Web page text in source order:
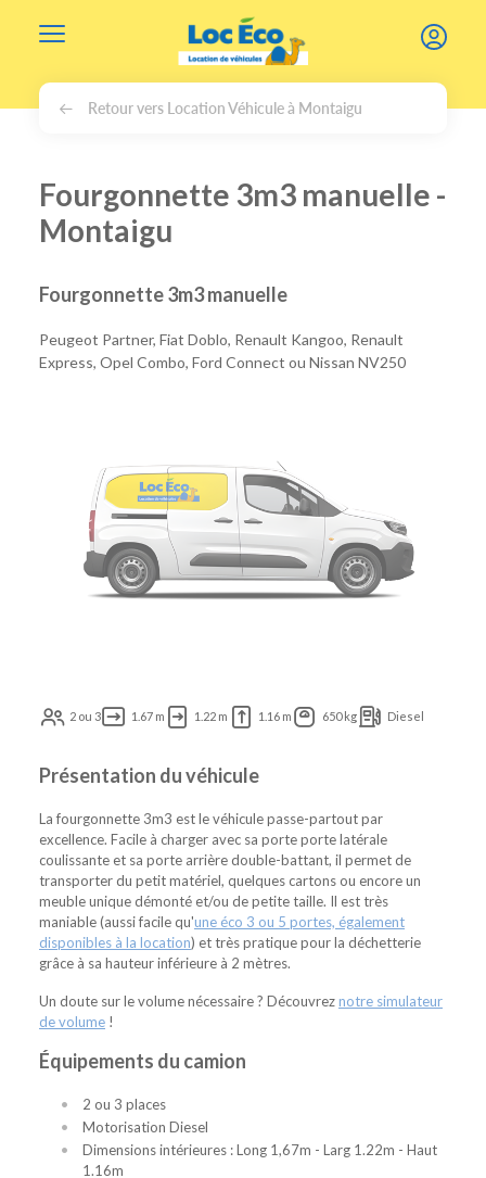
Retour vers Location Véhicule à Montaigu
Fourgonnette 3m3 manuelle -
Montaigu
Fourgonnette 3m3 manuelle
Peugeot Partner, Fiat Doblo, Renault Kangoo, Renault
Express, Opel Combo, Ford Connect ou Nissan NV250
2 ou 3 1.67 m 1.22 m 1.16 m 650 kg Diesel
Présentation du véhicule
La fourgonnette 3m3 est le véhicule passe-partout par
excellence. Facile à charger avec sa porte porte latérale
coulissante et sa porte arrière double-battant, il permet de
transporter du petit matériel, quelques cartons ou encore un
meuble unique démonté et/ou de petite taille. Il est très
maniable (aussi facile qu'une éco 3 ou 5 portes, également
disponibles à la location) et très pratique pour la déchetterie
grâce à sa hauteur inférieure à 2 mètres.
Un doute sur le volume nécessaire ? Découvreznotre simulateur
de volume !
Équipements du camion
2 ou 3 places
Motorisation Diesel
Dimensions intérieures : Long 1,67m - Larg 1.22m - Haut
1.16m